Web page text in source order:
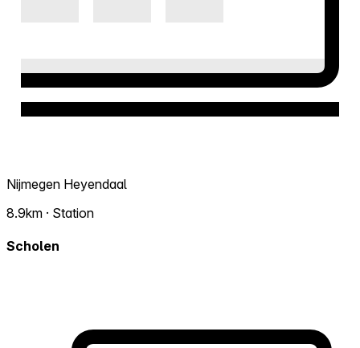
Nijmegen Heyendaal
8.9km · Station
Scholen